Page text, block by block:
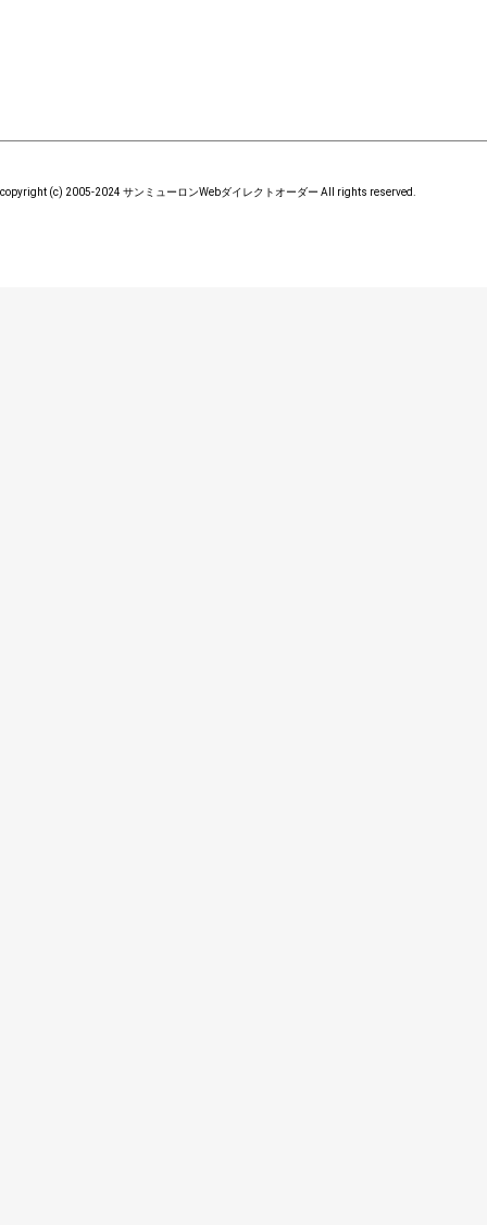
copyright (c) 2005-2024 サンミューロンWebダイレクトオーダー All rights reserved.